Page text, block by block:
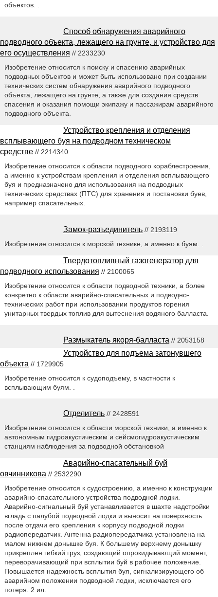
объектов. .
Способ обнаружения аварийного
подводного объекта, лежащего на грунте, и устройство для
его осуществления // 2233230
Изобретение относится к поиску и спасению аварийных
подводных объектов и может быть использовано при создании
технических систем обнаружения аварийного подводного
объекта, лежащего на грунте, а также для создания средств
спасения и оказания помощи экипажу и пассажирам аварийного
подводного объекта.
Устройство крепления и отделения
всплывающего буя на подводном техническом
средстве // 2214340
Изобретение относится к области подводного кораблестроения,
а именно к устройствам крепления и отделения всплывающего
буя и предназначено для использования на подводных
технических средствах (ПТС) для хранения и постановки буев,
например спасательных.
Замок-разъединитель // 2193119
Изобретение относится к морской технике, а именно к буям. .
Твердотопливный газогенератор для
подводного использования // 2100065
Изобретение относится к области подводной техники, а более
конкретно к области аварийно-спасательных и подводно-
технических работ при использовании продуктов горения
унитарных твердых топлив для вытеснения водяного балласта.
Размыкатель якоря-балласта // 2053158
Устройство для подъема затонувшего
объекта // 1729905
Изобретение относится к судоподъему, в частности к
всплывающим буям. .
Отделитель // 2428591
Изобретение относится к области морской техники, а именно к
автономным гидроакустическим и сейсмогидроакустическим
станциям наблюдения за подводной обстановкой
Аварийно-спасательный буй
овчинникова // 2532290
Изобретение относится к судостроению, а именно к конструкции
аварийно-спасательного устройства подводной лодки.
Аварийно-сигнальный буй устанавливается в шахте надстройки
вгладь с палубой подводной лодки и выносит на поверхность
после отдачи его крепления к корпусу подводной лодки
радиопередатчик. Антенна радиопередатчика установлена на
малом нижнем донышке буя. К большему верхнему донышку
прикреплен гибкий груз, создающий опрокидывающий момент,
переворачивающий при всплытии буй в рабочее положение.
Повышается надежность всплытия буя, сигнализирующего об
аварийном положении подводной лодки, исключается его
потеря. 2 ил.